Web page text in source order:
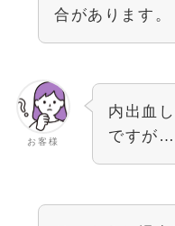
合があります。
お客様
内出血
ですが…